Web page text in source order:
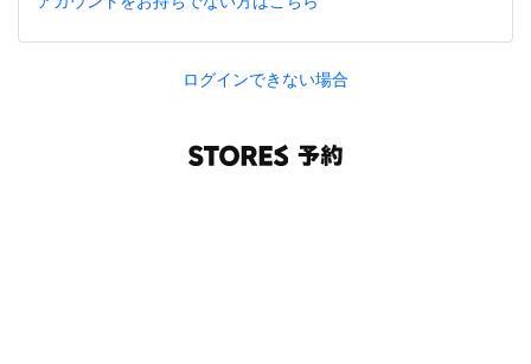
ログインできない場合